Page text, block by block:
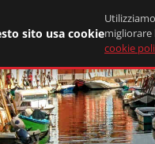
sito usa cookiemigliorare
cookie